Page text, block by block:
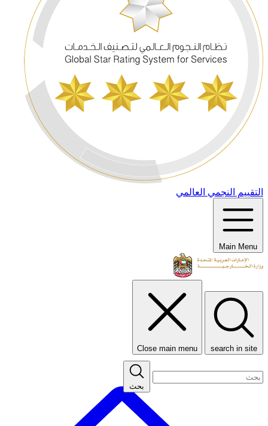
التقييم النجمي العالمي
Main Menu
search in site
Close main menu
بحث